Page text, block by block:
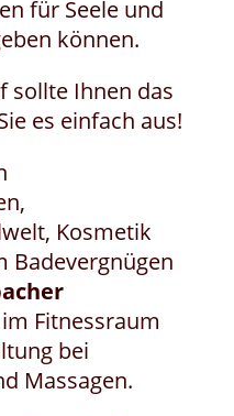
für Seele und
können.
sollte Ihnen das
es einfach aus!
Kosmetik
Badevergnügen
Fitnessraum
bei
Massagen.